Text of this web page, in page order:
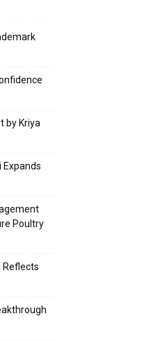
by Kriya
Expands
Poultry
Reflects